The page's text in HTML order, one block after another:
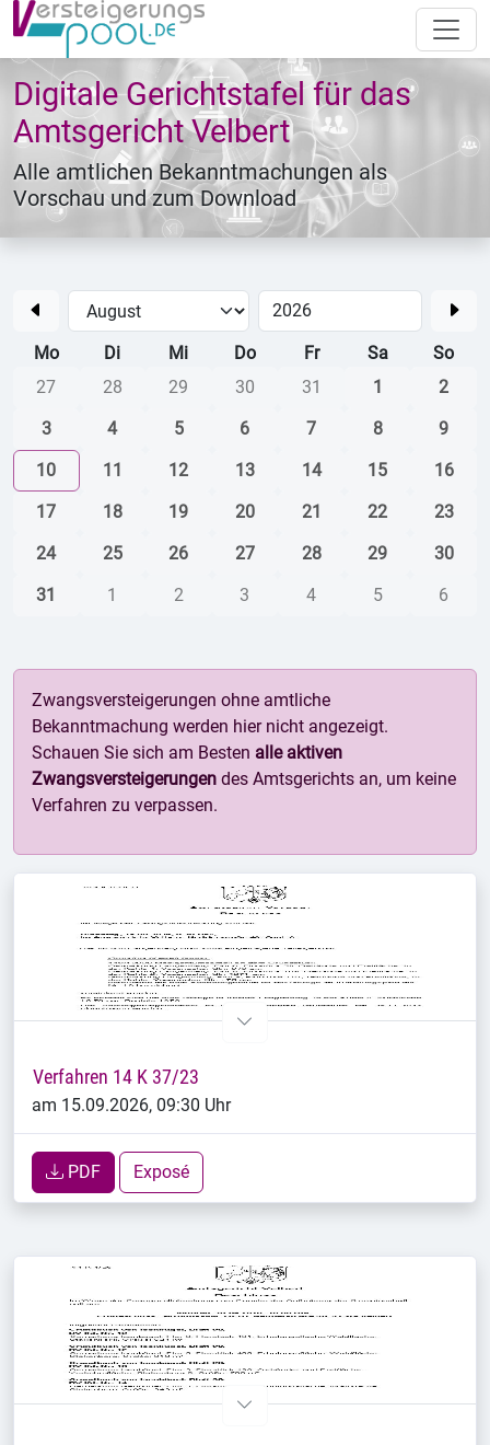
Digitale Gerichtstafel für das
Amtsgericht Velbert
Alle amtlichen Bekanntmachungen als
Vorschau und zum Download
Zwangsversteigerungen ohne amtliche
Bekanntmachung werden hier nicht angezeigt.
Schauen Sie sich am Besten alle aktiven
Zwangsversteigerungen des Amtsgerichts an, um keine
Verfahren zu verpassen.
Verfahren 14 K 37/23
am 15.09.2026, 09:30 Uhr
PDF Exposé
Mo Di Mi Do Fr Sa
So
27
28 29 30 31 1
2
3
4 5 6 7 8
9
10
11 12 13 14 15
16
17
18 19 20 21 22
23
24
25 26 27 28 29
30
31
1 2 3 4 5 6